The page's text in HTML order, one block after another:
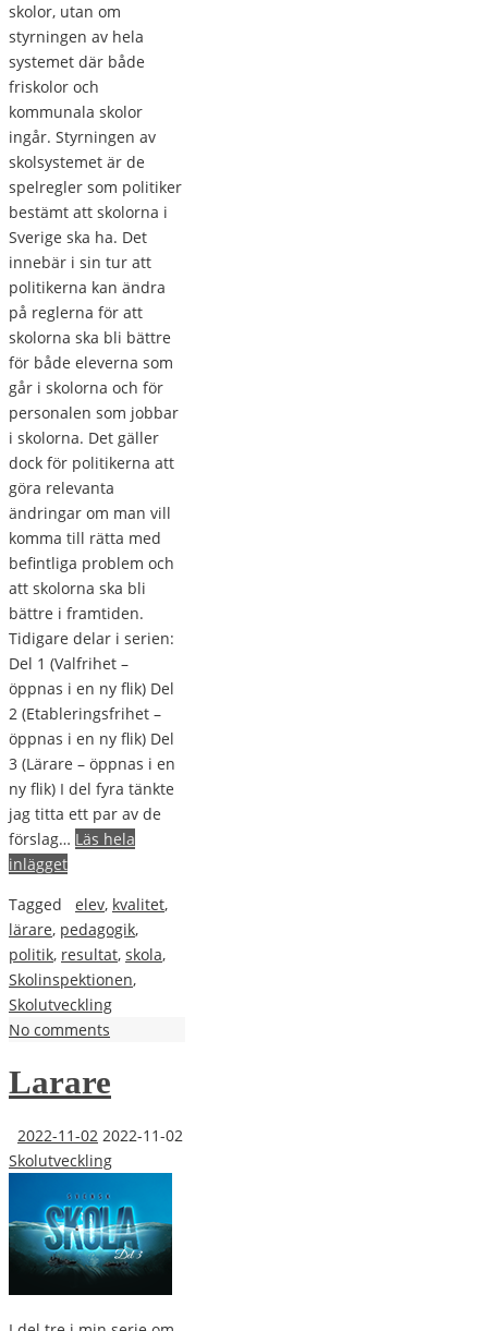
skolor, utan om
styrningen av hela
systemet där både
friskolor och
kommunala skolor
ingår. Styrningen av
skolsystemet är de
spelregler som politiker
bestämt att skolorna i
Sverige ska ha. Det
innebär i sin tur att
politikerna kan ändra
på reglerna för att
skolorna ska bli bättre
för både eleverna som
går i skolorna och för
personalen som jobbar
i skolorna. Det gäller
dock för politikerna att
göra relevanta
ändringar om man vill
komma till rätta med
befintliga problem och
att skolorna ska bli
bättre i framtiden.
Tidigare delar i serien:
Del 1 (Valfrihet –
öppnas i en ny flik) Del
2 (Etableringsfrihet –
öppnas i en ny flik) Del
3 (Lärare – öppnas i en
ny flik) I del fyra tänkte
jag titta ett par av de
förslag… Läs hela
inlägget
Tagged
elev, kvalitet,
lärare, pedagogik,
politik, resultat, skola,
Skolinspektionen,
Skolutveckling
No comments
Larare
2022-11-02 2022-11-02
Skolutveckling